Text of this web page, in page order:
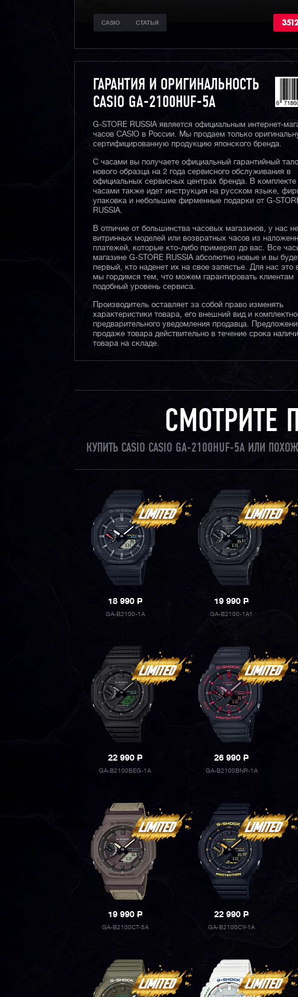
CASIO СТАТЬЯ 3512
ГАРАНТИЯ И ОРИГИНАЛЬНОСТЬ
CASIO GA-2100HUF-5A
G-STORE RUSSIA является официальным интернет-
часов CASIO в России. Мы продаем только
сертифицированную продукцию японского бренда.
С часами вы получаете официальный гарантийный
нового образца на 2 года сервисного обслуживания в
официальных сервисных центрах бренда. В комплекте
часами также идет инструкция на русском языке,
упаковка и небольшие фирменные подарки от G-
RUSSIA.
В отличие от большинства часовых магазинов, у нас
витринных моделей или возвратных часов из
платежей, которые кто-либо примерял до вас. Все
магазине G-STORE RUSSIA абсолютно новые и вы
первый, кто наденет их на свое запястье. Для нас это
мы гордимся тем, что можем гарантировать клиентам
подобный уровень сервиса.
Производитель оставляет за собой право изменять
характеристики товара, его внешний вид и
предварительного уведомления продавца.
продаже товара действительно в течение срока
товара на складе.
СМОТРИТЕ
КУПИТЬ CASIO CASIO GA-2100HUF-5A ИЛИ
18 990P
GA-B2100-1A
19 990P
GA-B2100-1A1
22 990P
GA-B2100BEG-1A
26 990P
GA-B2100BNR-1A
19 990P
GA-B2100CT-5A
22 990P
GA-B2100CY-1A